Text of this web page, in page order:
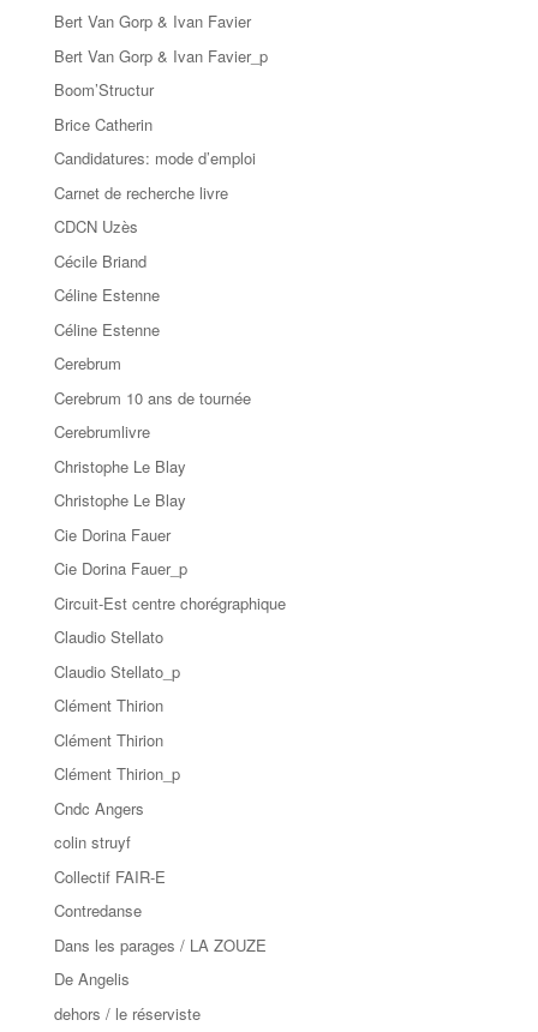
Bert Van Gorp & Ivan Favier
Bert Van Gorp & Ivan Favier_p
Boom’Structur
Brice Catherin
Candidatures: mode d’emploi
Carnet de recherche livre
CDCN Uzès
Cécile Briand
Céline Estenne
Céline Estenne
Cerebrum
Cerebrum 10 ans de tournée
Cerebrumlivre
Christophe Le Blay
Christophe Le Blay
Cie Dorina Fauer
Cie Dorina Fauer_p
Circuit-Est centre chorégraphique
Claudio Stellato
Claudio Stellato_p
Clément Thirion
Clément Thirion
Clément Thirion_p
Cndc Angers
colin struyf
Collectif FAIR-E
Contredanse
Dans les parages / LA ZOUZE
De Angelis
dehors / le réserviste